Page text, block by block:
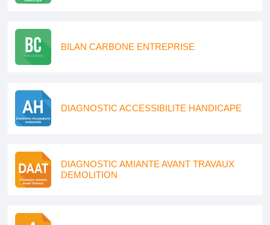
BILAN CARBONE ENTREPRISE
DIAGNOSTIC ACCESSIBILITE HANDICAPE
DIAGNOSTIC AMIANTE AVANT TRAVAUX
DEMOLITION